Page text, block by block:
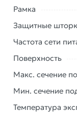
Москве и области.
Наши
заказ и
доставки или
онлайн заказа
описанием,
Данний товар
соответствует
Рамка
Защитные
Частота сети
Поверхность
Макс. сечение
Мин. сечение
Температура